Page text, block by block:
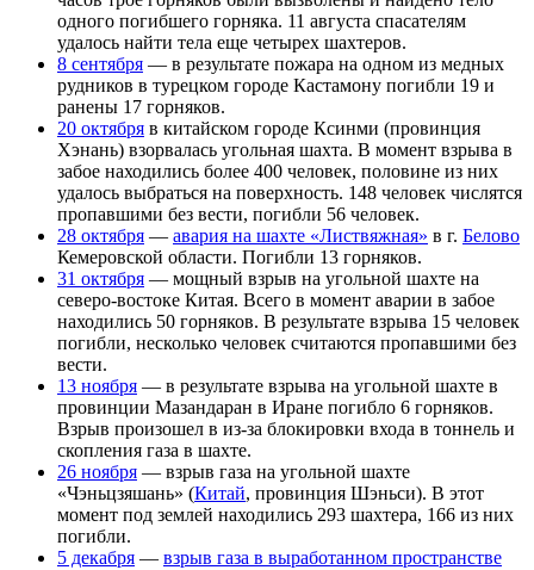
одного погибшего горняка. 11 августа спасателям
удалось найти тела еще четырех шахтеров.
8 сентября — в результате пожара на одном из медных
рудников в турецком городе Кастамону погибли 19 и
ранены 17 горняков.
20 октября в китайском городе Ксинми (провинция
Хэнань) взорвалась угольная шахта. В момент взрыва в
забое находились более 400 человек, половине из них
удалось выбраться на поверхность. 148 человек числятся
пропавшими без вести, погибли 56 человек.
28 октября — авария на шахте «Листвяжная» в г. Белово
Кемеровской области. Погибли 13 горняков.
31 октября — мощный взрыв на угольной шахте на
северо-востоке Китая. Всего в момент аварии в забое
находились 50 горняков. В результате взрыва 15 человек
погибли, несколько человек считаются пропавшими без
вести.
13 ноября — в результате взрыва на угольной шахте в
провинции Мазандаран в Иране погибло 6 горняков.
Взрыв произошел в из-за блокировки входа в тоннель и
скопления газа в шахте.
26 ноября — взрыв газа на угольной шахте
«Чэньцзяшань» (Китай, провинция Шэньси). В этот
момент под землей находились 293 шахтера, 166 из них
погибли.
5 декабря — взрыв газа в выработанном пространстве